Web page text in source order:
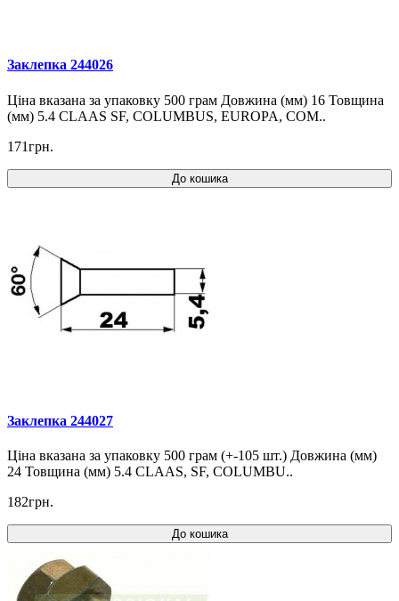
Заклепка 244026
Ціна вказана за упаковку 500 грам Довжина (мм) 16 Товщина
(мм) 5.4 CLAAS SF, COLUMBUS, EUROPA, COM..
171грн.
До кошика
Заклепка 244027
Ціна вказана за упаковку 500 грам (+-105 шт.) Довжина (мм)
24 Товщина (мм) 5.4 CLAAS, SF, COLUMBU..
182грн.
До кошика